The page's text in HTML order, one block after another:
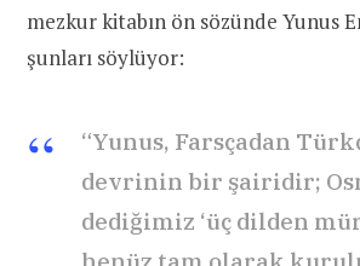
mezkur kitabın ön sözünde Yunus
şunları söylüyor:
“Yunus, Farsçadan
devrinin bir şairidir;
dediğimiz ‘üç dilden